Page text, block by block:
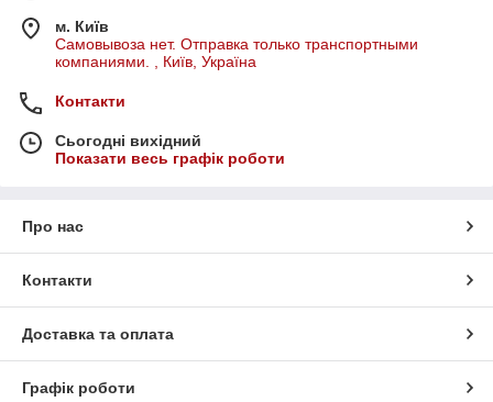
м. Київ
Самовывоза нет. Отправка только транспортными
компаниями. , Київ, Україна
Контакти
Сьогодні вихідний
Показати весь графік роботи
Про нас
Контакти
Доставка та оплата
Графік роботи